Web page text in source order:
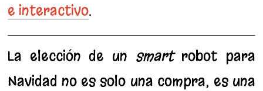
e interactivo.
La elección de un smartrobot para
Navidad no es solo una compra, es una